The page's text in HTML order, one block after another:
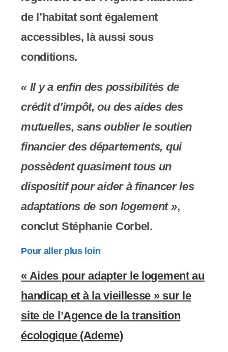
de l’habitat sont également
accessibles, là aussi sous
conditions.
« Il y a enfin des possibilités de
crédit d’impôt, ou des aides des
mutuelles, sans oublier le soutien
financier des départements, qui
possèdent quasiment tous un
dispositif pour aider à financer les
adaptations de son logement »,
conclut Stéphanie Corbel.
Pour aller plus loin
« Aides pour adapter le logement au
handicap et à la vieillesse » sur le
site de l’Agence de la transition
écologique (Ademe)